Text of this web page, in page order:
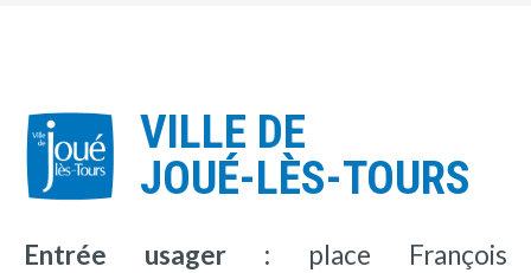
VILLE DE
JOUÉ-LÈS-TOURS
Entrée usager : place François